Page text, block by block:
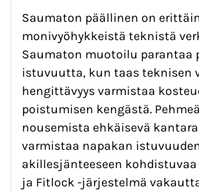
Saumaton päällinen on
monivyöhykkeistä teknistä
Saumaton muotoilu parantaa
istuvuutta, kun taas teknisen
hengittävyys varmistaa
poistumisen kengästä.
nousemista ehkäisevä
varmistaa napakan
akillesjänteeseen
ja Fitlock -järjestelmä